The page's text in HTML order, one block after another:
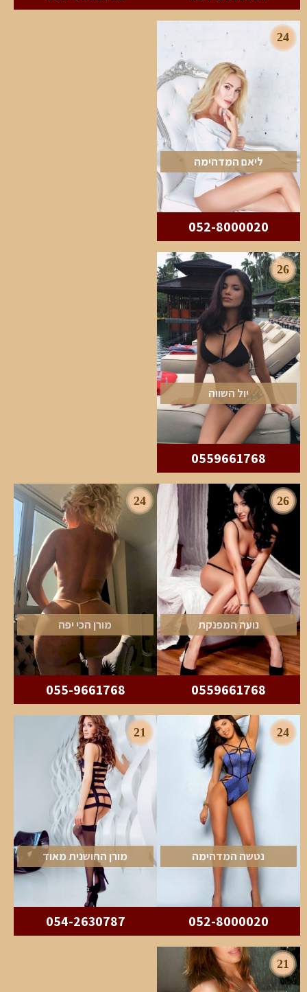
24
ליאם המדהימה
052-8000020
26
יול השווה
0559661768
26
נועה המפנקת
0559661768
24
מורן הכי יפה
055-9661768
24
נטשה המדהימה
052-8000020
21
מורן החושנית מאוד
054-2630787
21